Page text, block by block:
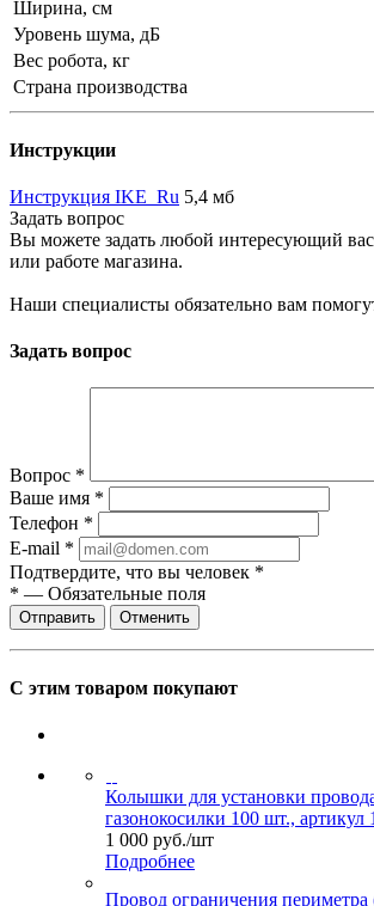
Ширина, см
Уровень шума, дБ
Вес робота, кг
Страна производства
Инструкции
Инструкция IKE_Ru 5,4 мб
Задать вопрос
Вы можете задать любой интересующий
или работе магазина.
Наши специалисты обязательно вам
Задать вопрос
Вопрос *
Ваше имя *
Телефон *
E-mail *
Подтвердите, что вы человек *
* — Обязательные поля
Отправить Отменить
С этим товаром покупают
Колышки для установки
газонокосилки 100 шт., артикул
1 000 руб./шт
Подробнее
Провод ограничения периметра